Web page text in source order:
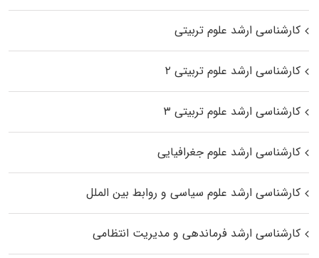
کارشناسی ارشد علوم تربیتی
کارشناسی ارشد علوم تربیتی ۲
کارشناسی ارشد علوم تربیتی ۳
کارشناسی ارشد علوم جغرافیایی
کارشناسی ارشد علوم سیاسی و روابط بین الملل
کارشناسی ارشد فرماندهی و مدیریت انتظامی